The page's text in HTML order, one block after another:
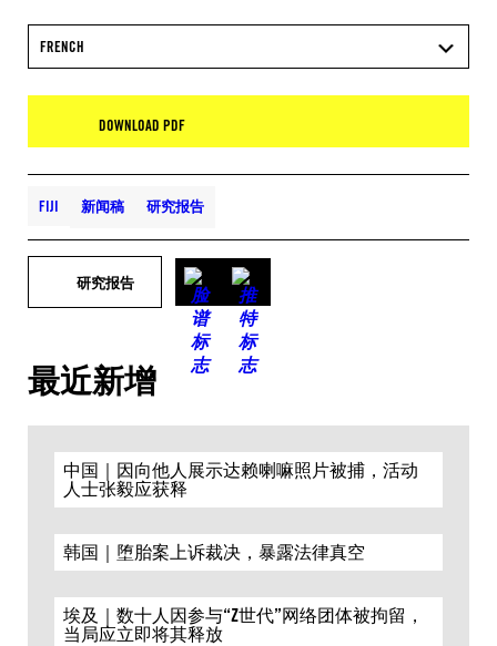
FRENCH
DOWNLOAD PDF
FIJI 新闻稿 研究报告
研究报告
最近新增
中国｜因向他人展示达赖喇嘛照片被捕，活动
人士张毅应获释
韩国｜堕胎案上诉裁决，暴露法律真空
埃及｜数十人因参与“Z世代”网络团体被拘留，
当局应立即将其释放